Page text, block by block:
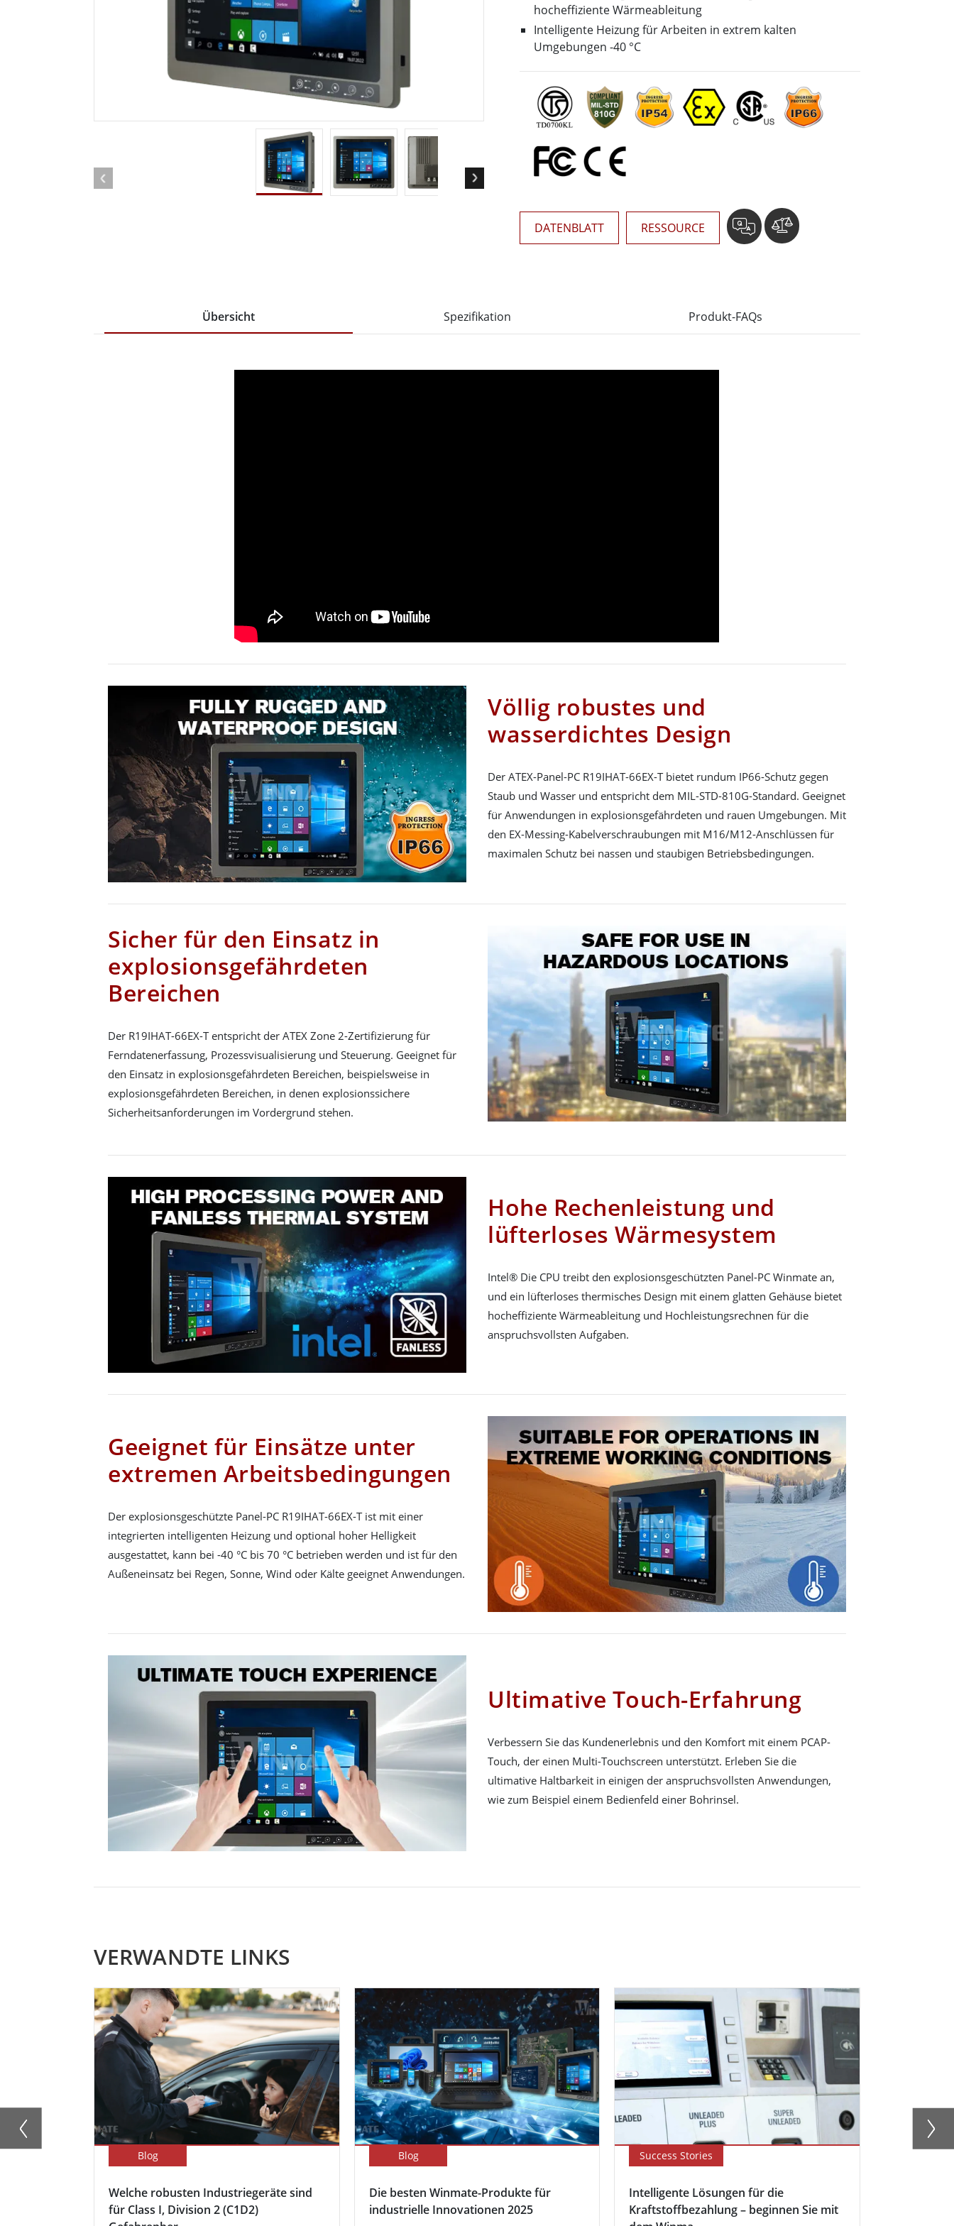
Android Fahrzeugmontierte Computer
Tablet für Fahrzeugmontierte
Funk-Gateway
Panel-PCs für das Gesundheitswesen
Display für das Gesundheitswesen
Robuster Roboter- Öl und Gas, ATEX-Klasse
Robustes Tablet in ATEX-Qualität
Robuster ATEX-Handheld
KI-Computer
Edge AI Panel-PCs
Edge-KI-Computing
Edelstahldisplay
hocheffiziente Wärmeableitung
Intelligente Heizung für Arbeiten in extrem kalten
Umgebungen -40 °C
DATENBLATT RESSOURCE
Übersicht Spezifikation Produkt-FAQs
Völlig robustes und
wasserdichtes Design
Der ATEX-Panel-PC R19IHAT-66EX-T bietet rundum IP66-Schutz gegen
Staub und Wasser und entspricht dem MIL-STD-810G-Standard. Geeignet
für Anwendungen in explosionsgefährdeten und rauen Umgebungen. Mit
den EX-Messing-Kabelverschraubungen mit M16/M12-Anschlüssen für
maximalen Schutz bei nassen und staubigen Betriebsbedingungen.
Sicher für den Einsatz in
explosionsgefährdeten
Bereichen
Der R19IHAT-66EX-T entspricht der ATEX Zone 2-Zertifizierung für
Ferndatenerfassung, Prozessvisualisierung und Steuerung. Geeignet für
den Einsatz in explosionsgefährdeten Bereichen, beispielsweise in
explosionsgefährdeten Bereichen, in denen explosionssichere
Sicherheitsanforderungen im Vordergrund stehen.
Hohe Rechenleistung und
lüfterloses Wärmesystem
Intel® Die CPU treibt den explosionsgeschützten Panel-PC Winmate an,
und ein lüfterloses thermisches Design mit einem glatten Gehäuse bietet
hocheffiziente Wärmeableitung und Hochleistungsrechnen für die
anspruchsvollsten Aufgaben.
Geeignet für Einsätze unter
extremen Arbeitsbedingungen
Der explosionsgeschützte Panel-PC R19IHAT-66EX-T ist mit einer
integrierten intelligenten Heizung und optional hoher Helligkeit
ausgestattet, kann bei -40 °C bis 70 °C betrieben werden und ist für den
Außeneinsatz bei Regen, Sonne, Wind oder Kälte geeignet Anwendungen.
Ultimative Touch-Erfahrung
Verbessern Sie das Kundenerlebnis und den Komfort mit einem PCAP-
Touch, der einen Multi-Touchscreen unterstützt. Erleben Sie die
ultimative Haltbarkeit in einigen der anspruchsvollsten Anwendungen,
wie zum Beispiel einem Bedienfeld einer Bohrinsel.
VERWANDTE LINKS
Blog
Welche robusten Industriegeräte sind
für Class I, Division 2 (C1D2)
Blog
Die besten Winmate-Produkte für
industrielle Innovationen 2025
Success Stories
Intelligente Lösungen für die
Kraftstoffbezahlung – beginnen Sie mit